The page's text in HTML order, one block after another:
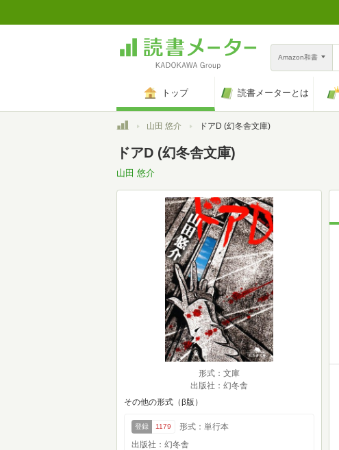
Amazon和書
トップ 読書メーターとは
トップ山田 悠介 ドアD (幻冬舎文庫)
ドアD (幻冬舎文庫)
山田 悠介
形式：文庫
出版社：幻冬舎
その他の形式（β版）
登録 1179
形式：単行本
出版社：幻冬舎